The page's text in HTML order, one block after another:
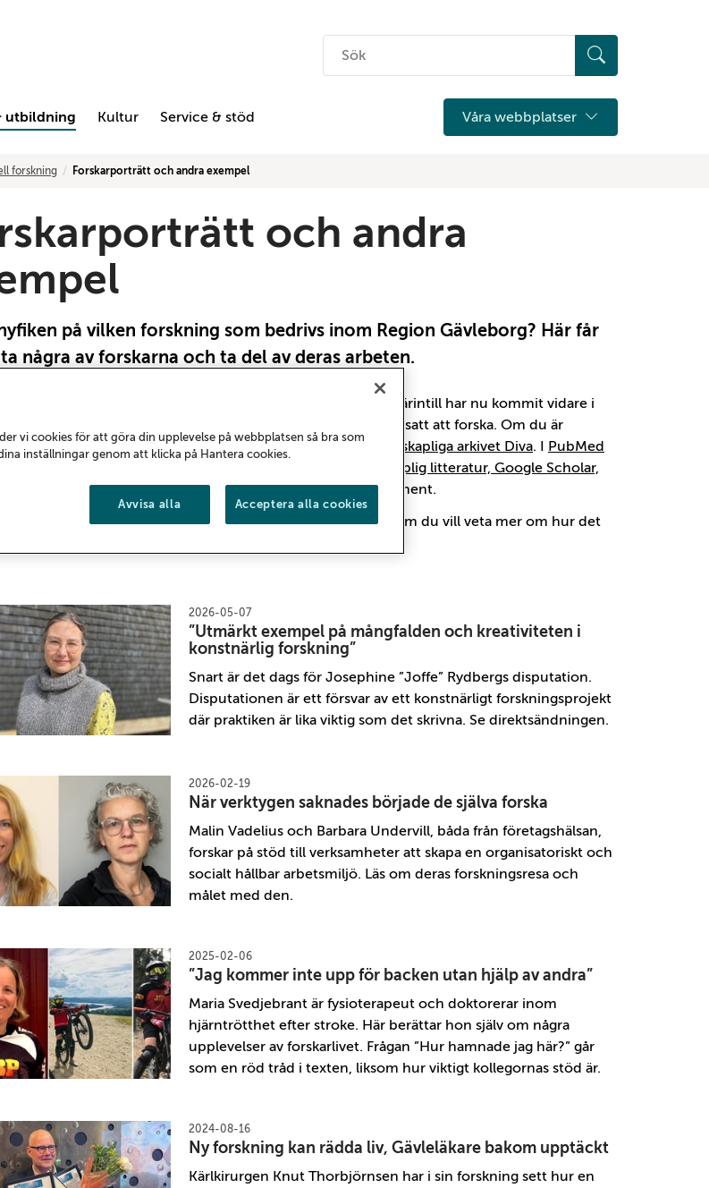
utbildning Kultur Service & stöd Våra webbplatser
forskning Forskarporträtt och andra exempel
och andra
på vilken forskning som bedrivs inom Region Gävleborg? Här får
några av forskarna och ta del av deras arbeten.
av de som berättar om sin forskarvardag och forskning härintill har nu kommit vidare i
och några av de som berättade om sin avhandling har fortsatt att forska. Om du är
av vad de kommit fram till kan du sökai det digitala vetenskapliga arkivet Diva. I PubMed
Googles sökmotor för vetenskaplig litteratur, Google Scholar,
användbart för att hitta vetenskapliga och akademiska dokument.
artikel hittar du namn och andra parametrar att söka på om du vill veta mer om hur det
2026-05-07
”Utmärkt exempel på mångfalden och kreativiteten i
konstnärlig forskning”
Snart är det dags för Josephine ”Joffe” Rydbergs disputation.
Disputationen är ett försvar av ett konstnärligt forskningsprojekt
där praktiken är lika viktig som det skrivna. Se direktsändningen.
2026-02-19
När verktygen saknades började de själva forska
Malin Vadelius och Barbara Undervill, båda från företagshälsan,
forskar på stöd till verksamheter att skapa en organisatoriskt och
socialt hållbar arbetsmiljö. Läs om deras forskningsresa och
målet med den.
2025-02-06
”Jag kommer inte upp för backen utan hjälp av andra”
Maria Svedjebrant är fysioterapeut och doktorerar inom
hjärntrötthet efter stroke. Här berättar hon själv om några
upplevelser av forskarlivet. Frågan ”Hur hamnade jag här?” går
som en röd tråd i texten, liksom hur viktigt kollegornas stöd är.
2024-08-16
Ny forskning kan rädda liv, Gävleläkare bakom upptäckt
Kärlkirurgen Knut Thorbjörnsen har i sin forskning sett hur en
vi cookies för att göra din upplevelse på webbplatsen så bra som
inställningar genom att klicka på Hantera cookies.
Avvisa alla Acceptera alla cookies